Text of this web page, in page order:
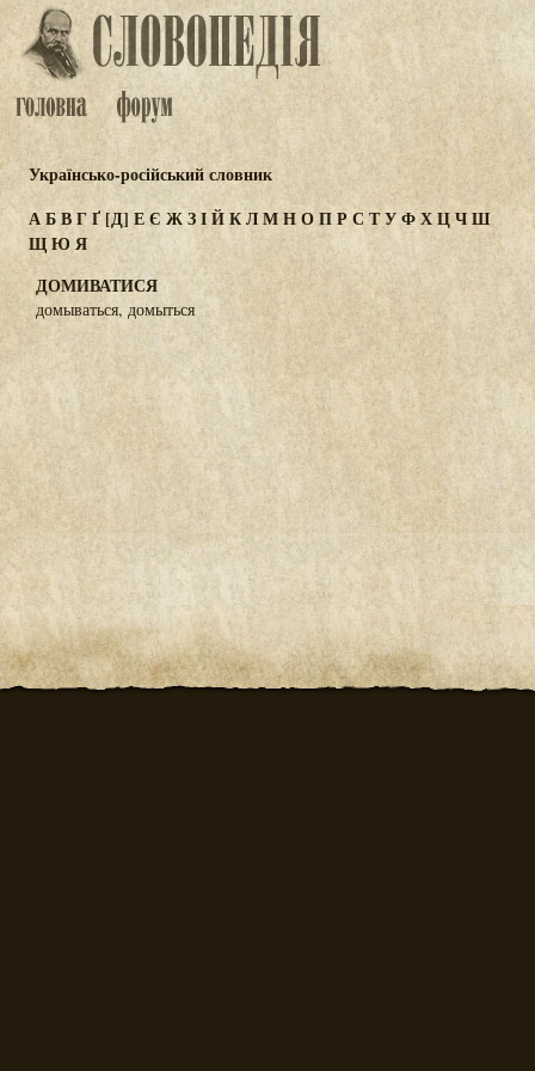
Українсько-російський словник
АБВГҐ[Д] ЕЄ ЖЗІЙКЛМНОПР С ТУФХЦЧШ
ЩЮ Я
ДОМИВАТИСЯ
домываться, домыться